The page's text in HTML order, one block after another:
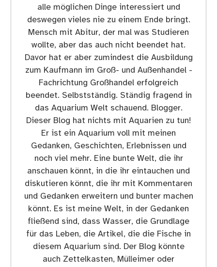
alle möglichen Dinge interessiert und
deswegen vieles nie zu einem Ende bringt.
Mensch mit Abitur, der mal was Studieren
wollte, aber das auch nicht beendet hat.
Davor hat er aber zumindest die Ausbildung
zum Kaufmann im Groß- und Außenhandel -
Fachrichtung Großhandel erfolgreich
beendet. Selbstständig. Ständig fragend in
das Aquarium Welt schauend. Blogger.
Dieser Blog hat nichts mit Aquarien zu tun!
Er ist ein Aquarium voll mit meinen
Gedanken, Geschichten, Erlebnissen und
noch viel mehr. Eine bunte Welt, die ihr
anschauen könnt, in die ihr eintauchen und
diskutieren könnt, die ihr mit Kommentaren
und Gedanken erweitern und bunter machen
könnt. Es ist meine Welt, in der Gedanken
fließend sind, dass Wasser, die Grundlage
für das Leben, die Artikel, die die Fische in
diesem Aquarium sind. Der Blog könnte
auch Zettelkasten, Mülleimer oder